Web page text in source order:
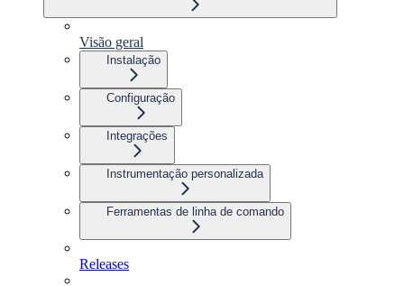
Visão geral
Instalação
Configuração
Integrações
Instrumentação personalizada
Ferramentas de linha de comando
Releases